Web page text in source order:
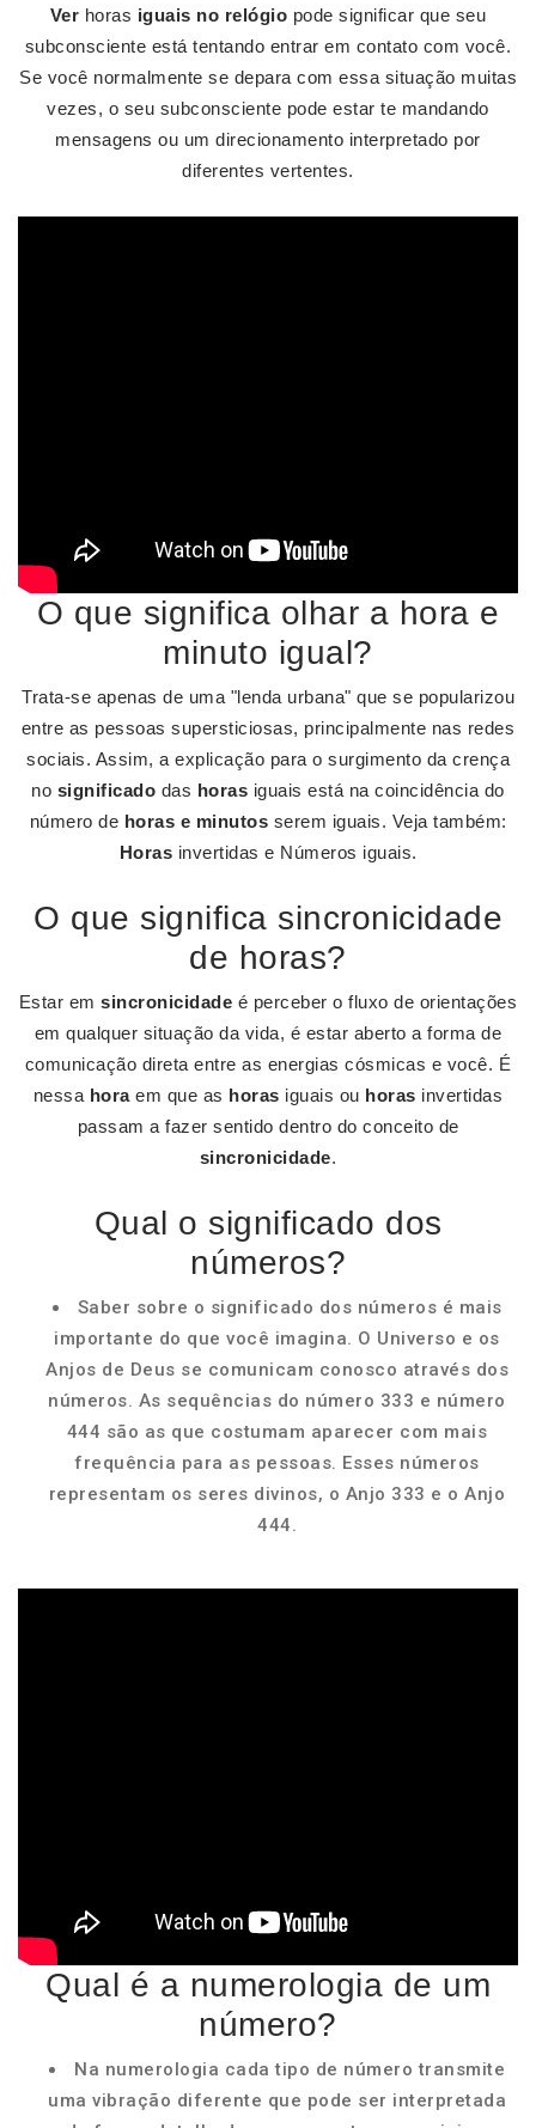
Ver horas iguais no relógio pode significar que seu
subconsciente está tentando entrar em contato com você.
Se você normalmente se depara com essa situação muitas
vezes, o seu subconsciente pode estar te mandando
mensagens ou um direcionamento interpretado por
diferentes vertentes.
O que significa olhar a hora e
minuto igual?
Trata-se apenas de uma "lenda urbana" que se popularizou
entre as pessoas supersticiosas, principalmente nas redes
sociais. Assim, a explicação para o surgimento da crença
no significado das horas iguais está na coincidência do
número de horas e minutos serem iguais. Veja também:
Horas invertidas e Números iguais.
O que significa sincronicidade
de horas?
Estar emsincronicidade é perceber o fluxo de orientações
em qualquer situação da vida, é estar aberto a forma de
comunicação direta entre as energias cósmicas e você. É
nessa horaem que as horas iguais ou horas invertidas
passam a fazer sentido dentro do conceito de
sincronicidade.
Qual o significado dos
números?
Saber sobre o significado dos números é mais
importante do que você imagina. O Universo e os
Anjos de Deus se comunicam conosco através dos
números. As sequências do número 333 e número
444 são as que costumam aparecer com mais
frequência para as pessoas. Esses números
representam os seres divinos, o Anjo 333 e o Anjo
444.
Qual é a numerologia de um
número?
Na numerologia cada tipo de número transmite
uma vibração diferente que pode ser interpretada